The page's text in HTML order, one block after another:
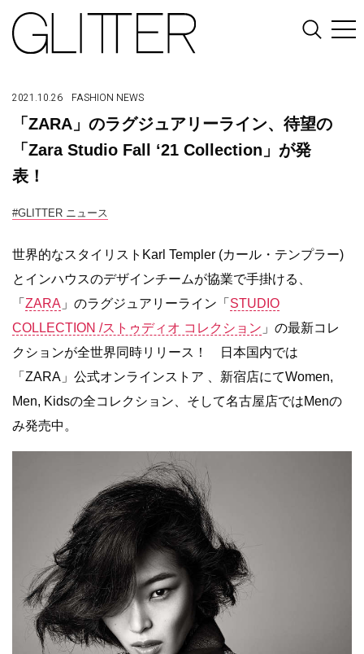
2021.10.26 FASHION NEWS
「ZARA」のラグジュアリーライン、待望の
「Zara Studio Fall ‘21 Collection」が発
表！
#GLITTER ニュース
世界的なスタイリストKarl Templer (カール・テンプラー)
とインハウスのデザインチームが協業で手掛ける、
「 ZARA 」のラグジュアリーライン「 STUDIO
COLLECTION /ストゥディオ コレクション 」の最新コレ
クションが全世界同時リリース！ 日本国内では
「ZARA」公式オンラインストア 、新宿店にてWomen,
Men, Kidsの全コレクション、そして名古屋店ではMenの
み発売中。